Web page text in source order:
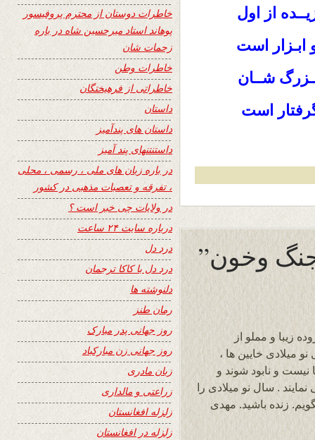
از اول
است
شــان
است
وخون”
زیبا و مملو از
میلادی خایین ها ،
و نابود شوند و
. سال نو میلادی را
زنده باشید. مهدی
خاطرات دوستان از محترم پروفیسور
پوهاند استاد میرحسین شاه در باره
زحمات شان
خاطرات وطن
خاطراتی از فرهیختگان
داستان
داستان های پندآمیز
داستنتنهای پند آمیز
در باره زبان های ملی ، رسمی ، محلی
، تفرقه و تعصبات مذهبی در کشور
در ولایات چی خبر است ؟
درباره سایت ۲۴ ساعت
درد دل
درد دل با کاکا ترجمان
دلنوشته ها
رمان طنز
روز جهانی پدر مبارک
روز جهانی زن مبارکباد
زبان مادری
زراعتی و مالداری
زلزله افغانستان
زلزله در افغانستان